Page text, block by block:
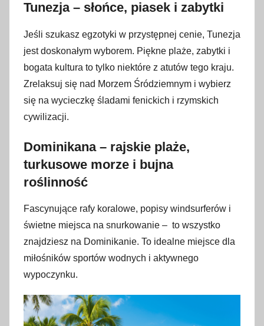
Tunezja – słońce, piasek i zabytki
Jeśli szukasz egzotyki w przystępnej cenie, Tunezja
jest doskonałym wyborem. Piękne plaże, zabytki i
bogata kultura to tylko niektóre z atutów tego kraju.
Zrelaksuj się nad Morzem Śródziemnym i wybierz
się na wycieczkę śladami fenickich i rzymskich
cywilizacji.
Dominikana – rajskie plaże,
turkusowe morze i bujna
roślinność
Fascynujące rafy koralowe, popisy windsurferów i
świetne miejsca na snurkowanie – to wszystko
znajdziesz na Dominikanie. To idealne miejsce dla
miłośników sportów wodnych i aktywnego
wypoczynku.